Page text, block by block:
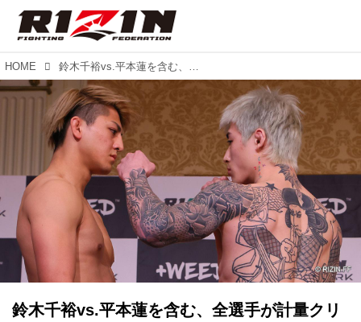
HOME 鈴木千裕vs.平本蓮を含む、全選手が計量クリア！+WEED presents RIZIN LANDMARK vol.2 計量結果
鈴木千裕vs.平本蓮を含む、全選手が計量クリ